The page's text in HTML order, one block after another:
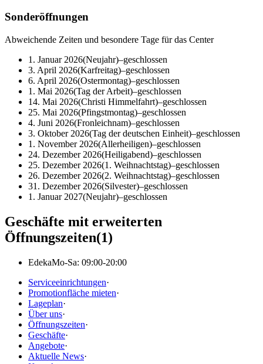
Sonderöffnungen
Abweichende Zeiten und besondere Tage für das Center
1. Januar 2026(Neujahr)–geschlossen
3. April 2026(Karfreitag)–geschlossen
6. April 2026(Ostermontag)–geschlossen
1. Mai 2026(Tag der Arbeit)–geschlossen
14. Mai 2026(Christi Himmelfahrt)–geschlossen
25. Mai 2026(Pfingstmontag)–geschlossen
4. Juni 2026(Fronleichnam)–geschlossen
3. Oktober 2026(Tag der deutschen Einheit)–geschlossen
1. November 2026(Allerheiligen)–geschlossen
24. Dezember 2026(Heiligabend)–geschlossen
25. Dezember 2026(1. Weihnachtstag)–geschlossen
26. Dezember 2026(2. Weihnachtstag)–geschlossen
31. Dezember 2026(Silvester)–geschlossen
1. Januar 2027(Neujahr)–geschlossen
Geschäfte mit erweiterten
Öffnungszeiten(1)
EdekaMo-Sa: 09:00-20:00
Serviceeinrichtungen·
Promotionfläche mieten·
Lageplan·
Über uns·
Öffnungszeiten·
Geschäfte·
Angebote·
Aktuelle News·